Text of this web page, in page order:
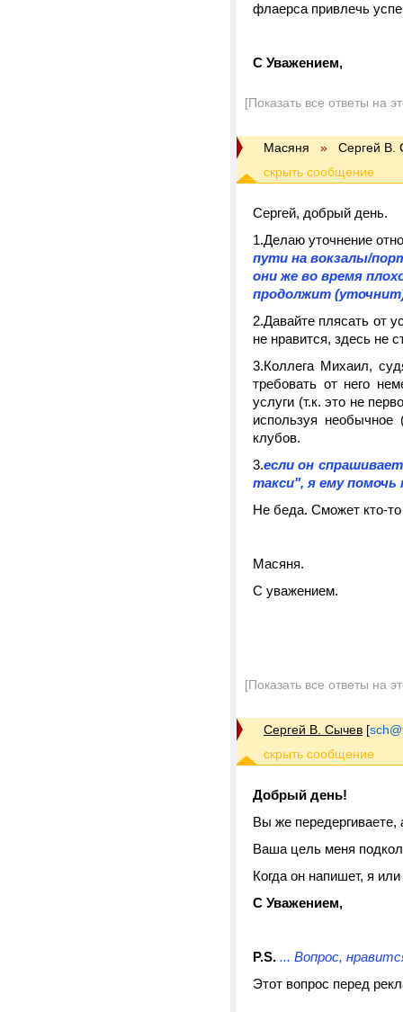
флаерса привлечь
С Уважением,
[Показать все ответы на
Масяня » Сергей В.
Сергей, добрый день.
1.Делаю уточнение
пути на вокзалы/
они же во время
продолжит
2.Давайте плясать от
не нравится, здесь не
3.Коллега Михаил,
требовать от него
услуги (т.к. это не
используя необычное
клубов.
3.если он
такси", я ему помочь
Не беда. Сможет кто-то
Масяня.
С уважением.
[Показать все ответы на
Сергей В. Сычев [
Добрый день!
Вы же передергиваете,
Ваша цель меня
Когда он напишет, я
С Уважением,
P.S. ... Вопрос,
Этот вопрос перед